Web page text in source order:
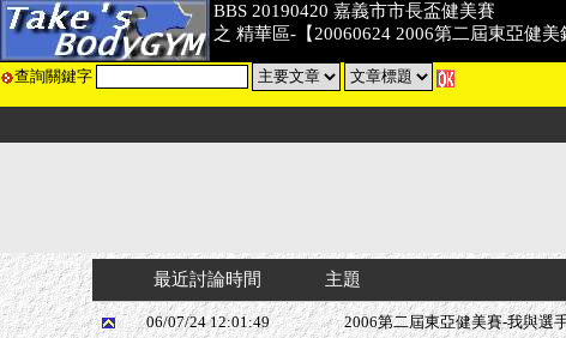
BBS 20190420 嘉義市市長盃健美賽
之 精華區-【20060624 2006第二屆東亞健美
查詢關鍵字
最近討論時間 主題
06/07/24 12:01:49 2006第二屆東亞健美賽-我與選